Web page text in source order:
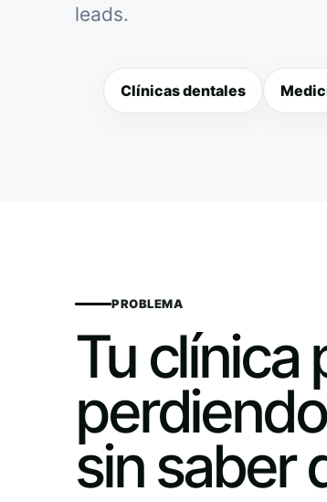
leads.
Clínicas dentales
PROBLEMA
Tu clínica
sin saber